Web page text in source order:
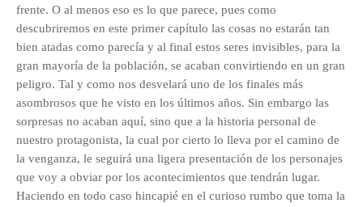
frente. O al menos eso es lo que parece, pues como
descubriremos en este primer capítulo las cosas no estarán tan
bien atadas como parecía y al final estos seres invisibles, para la
gran mayoría de la población, se acaban convirtiendo en un gran
peligro. Tal y como nos desvelará uno de los finales más
asombrosos que he visto en los últimos años. Sin embargo las
sorpresas no acaban aquí, sino que a la historia personal de
nuestro protagonista, la cual por cierto lo lleva por el camino de
la venganza, le seguirá una ligera presentación de los personajes
que voy a obviar por los acontecimientos que tendrán lugar.
Haciendo en todo caso hincapié en el curioso rumbo que toma la